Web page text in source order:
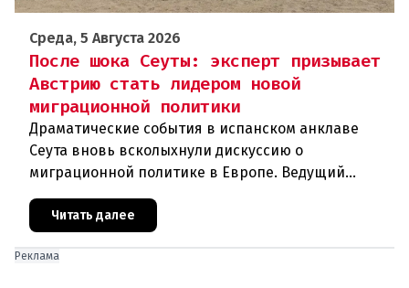
Среда, 5 Августа 2026
После шока Сеуты: эксперт призывает
Австрию стать лидером новой
миграционной политики
Драматические события в испанском анклаве
Сеута вновь всколыхнули дискуссию о
миграционной политике в Европе. Ведущий
эксперт по миграции Джеральд Кнаус, один из
архитекторов соглашения ЕС-Турция 2016
Читать далее
Реклама